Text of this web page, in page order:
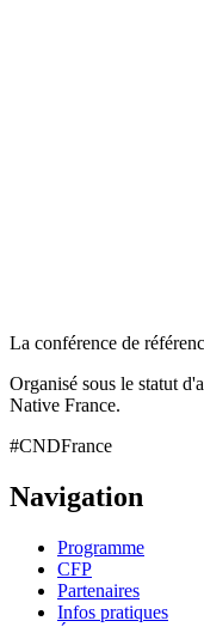
La conférence de
Organisé sous le statut
Native France.
#CNDFrance
Navigation
Programme
CFP
Partenaires
Infos pratiques